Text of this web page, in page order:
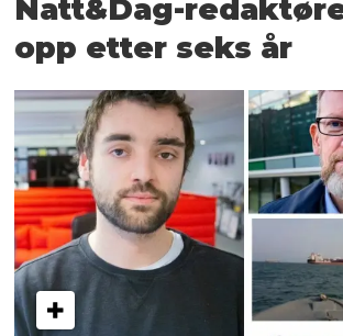
Natt&Dag-
opp etter seks år